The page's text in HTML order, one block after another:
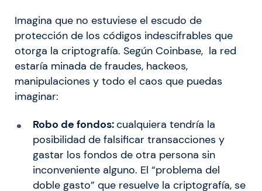
Imagina que no estuviese el escudo de
protección de los códigos indescifrables que
otorga la criptografía. Según Coinbase, la red
estaría minada de fraudes, hackeos,
manipulaciones y todo el caos que puedas
imaginar:
Robo de fondos:cualquiera tendría la
posibilidad de falsificar transacciones y
gastar los fondos de otra persona sin
inconveniente alguno. El “problema del
doble gasto” que resuelve la criptografía, se